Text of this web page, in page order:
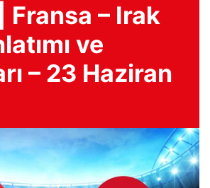
Fransa – Irak
ve
– 23 Haziran